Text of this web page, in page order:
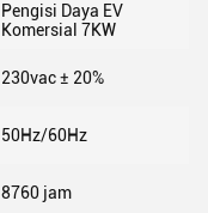
Pengisi Daya EV
Komersial 7KW
230vac ± 20%
50Hz/60Hz
8760 jam